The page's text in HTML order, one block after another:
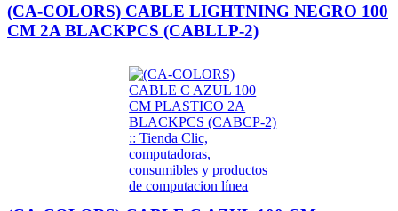
(CA-COLORS) CABLE LIGHTNING NEGRO 100
CM 2A BLACKPCS (CABLLP-2)